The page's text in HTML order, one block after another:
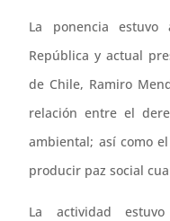
La ponencia
República y actual
de Chile, Ramiro
relación entre el
ambiental; así como
producir paz social
La actividad